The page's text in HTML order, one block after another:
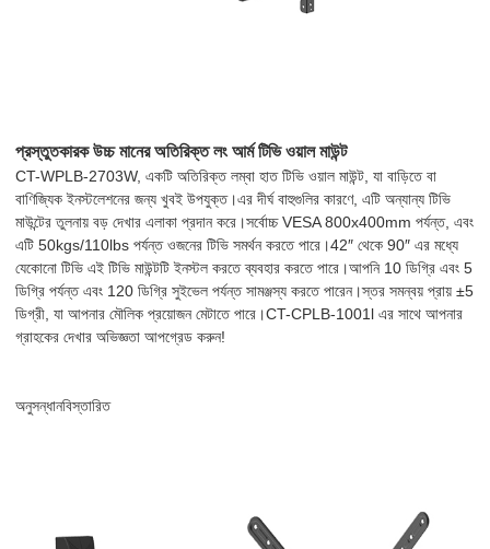
প্রস্তুতকারক উচ্চ মানের অতিরিক্ত লং আর্ম টিভি ওয়াল মাউন্ট
CT-WPLB-2703W, একটি অতিরিক্ত লম্বা হাত টিভি ওয়াল মাউন্ট, যা বাড়িতে বা
বাণিজ্যিক ইনস্টলেশনের জন্য খুবই উপযুক্ত।এর দীর্ঘ বাহুগুলির কারণে, এটি অন্যান্য টিভি
মাউন্টের তুলনায় বড় দেখার এলাকা প্রদান করে।সর্বোচ্চ VESA 800x400mm পর্যন্ত, এবং
এটি 50kgs/110lbs পর্যন্ত ওজনের টিভি সমর্থন করতে পারে।42″ থেকে 90″ এর মধ্যে
যেকোনো টিভি এই টিভি মাউন্টটি ইনস্টল করতে ব্যবহার করতে পারে।আপনি 10 ডিগ্রি এবং 5
ডিগ্রি পর্যন্ত এবং 120 ডিগ্রি সুইভেল পর্যন্ত সামঞ্জস্য করতে পারেন।স্তর সমন্বয় প্রায় ±5
ডিগ্রী, যা আপনার মৌলিক প্রয়োজন মেটাতে পারে।CT-CPLB-1001l এর সাথে আপনার
গ্রাহকের দেখার অভিজ্ঞতা আপগ্রেড করুন!
অনুসন্ধানবিস্তারিত